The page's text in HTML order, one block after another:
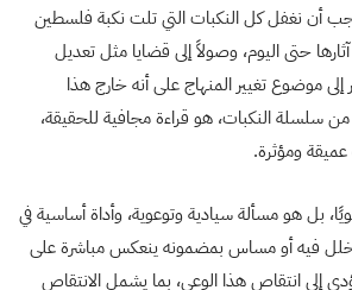
يجب أن نغفل كل النكبات التي تلت نكبة فلسطين
آثارها حتى اليوم، وصولاً إلى قضايا مثل تعديل
إلى موضوع تغيير المنهاج على أنه خارج هذا
سلسلة النكبات، هو قراءة مجافية للحقيقة،
عميقة ومؤثرة.
بل هو مسألة سيادية وتوعوية، وأداة أساسية في
خلل فيه أو مساس بمضمونه ينعكس مباشرة على
إلى انتقاص هذا الوعي، بما يشمل الانتقاص